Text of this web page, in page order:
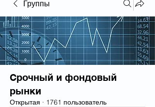
Группы
Срочный и фондовый
рынки
Открытая · 1761 пользователь